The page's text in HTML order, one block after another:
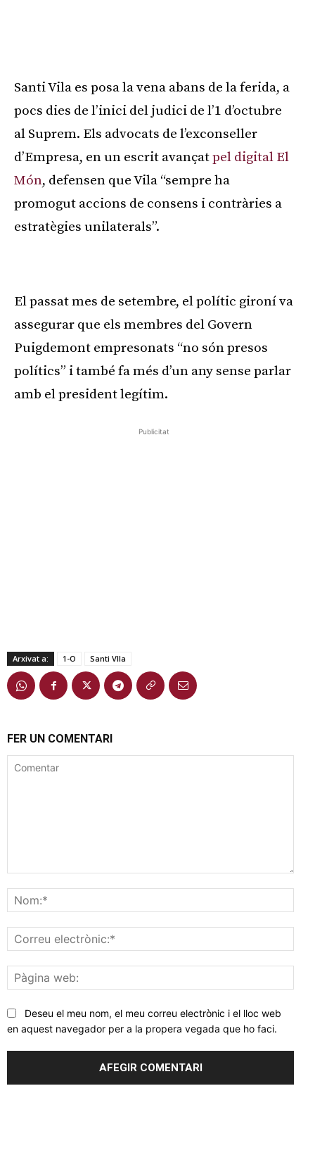
Santi Vila es posa la vena abans de la ferida, a
pocs dies de l’inici del judici de l’1 d’octubre
al Suprem. Els advocats de l’exconseller
d’Empresa, en un escrit avançatpel digital El
Món, defensen que Vila “sempre ha
promogut accions de consens i contràries a
estratègies unilaterals”.
El passat mes de setembre, el polític gironí va
assegurar que els membres del Govern
Puigdemont empresonats “no són presos
polítics” i també fa més d’un any sense parlar
amb el president legítim.
Publicitat
Arxivat a: 1-O Santi VIla
FER UN COMENTARI
web:
Deseu el meu nom, el meu correu electrònic i el lloc web
en aquest navegador per a la propera vegada que ho faci.